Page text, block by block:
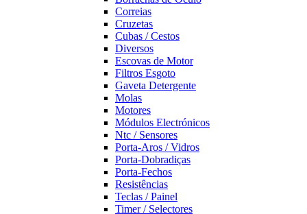
Correias
Cruzetas
Cubas / Cestos
Diversos
Escovas de Motor
Filtros Esgoto
Gaveta Detergente
Molas
Motores
Módulos Electrónicos
Ntc / Sensores
Porta-Aros / Vidros
Porta-Dobradiças
Porta-Fechos
Resistências
Teclas / Painel
Timer / Selectores